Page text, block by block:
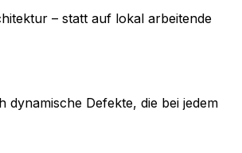
– statt auf lokal arbeitende
Defekte, die bei jedem